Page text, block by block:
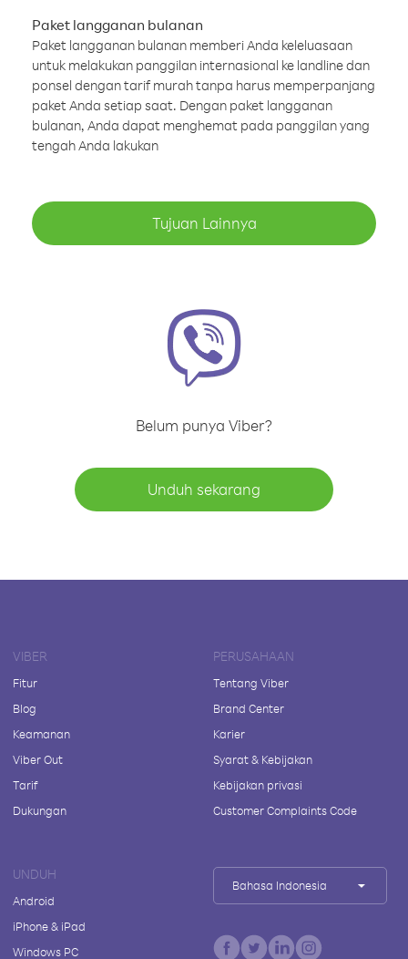
Paket langganan bulanan
Paket langganan bulanan memberi Anda keleluasaan
untuk melakukan panggilan internasional ke landline dan
ponsel dengan tarif murah tanpa harus memperpanjang
paket Anda setiap saat. Dengan paket langganan
bulanan, Anda dapat menghemat pada panggilan yang
tengah Anda lakukan
Tujuan Lainnya
Belum punya Viber?
Unduh sekarang
VIBER
Fitur
Blog
Keamanan
Viber Out
Tarif
Dukungan
PERUSAHAAN
Tentang Viber
Brand Center
Karier
Syarat & Kebijakan
Kebijakan privasi
Customer Complaints Code
UNDUH
Android
iPhone & iPad
Windows PC
Bahasa Indonesia